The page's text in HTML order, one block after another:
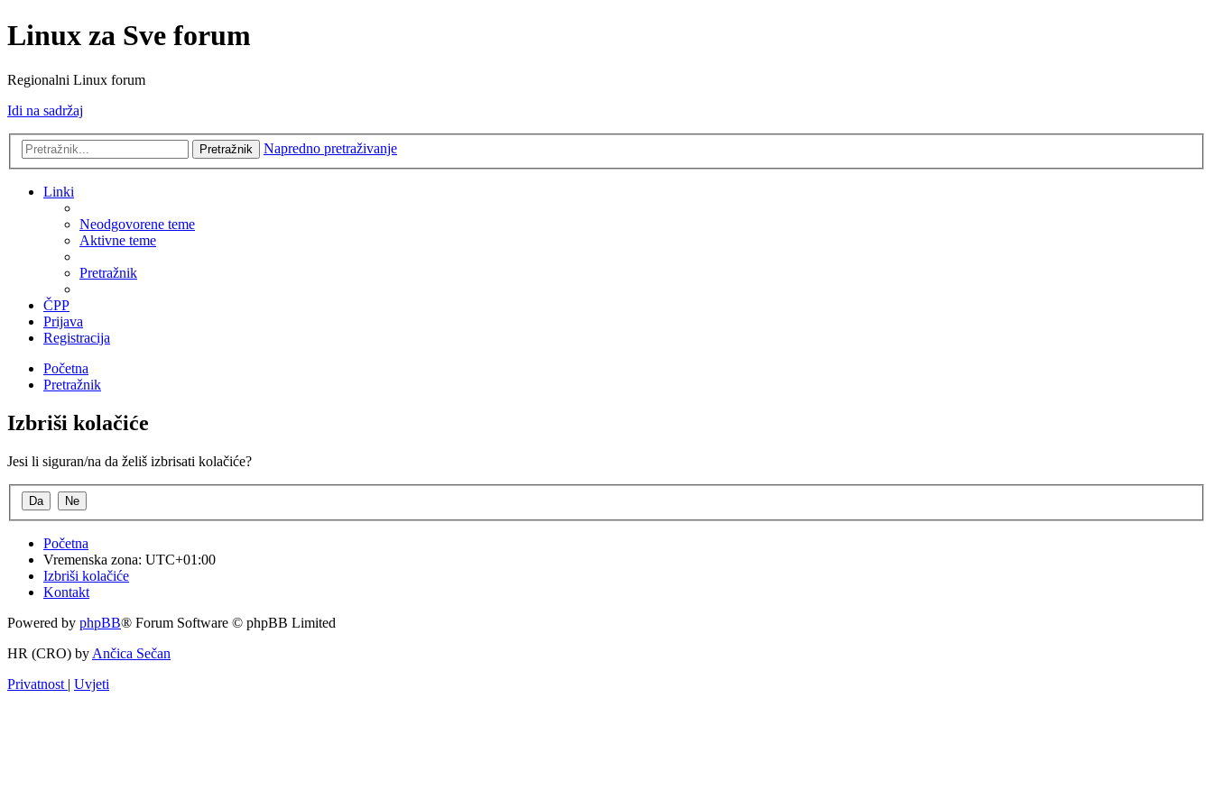
Linux za Sve forum
Regionalni Linux forum
Idi na sadržaj
Pretražnik Napredno pretraživanje
Linki
Neodgovorene teme
Aktivne teme
Pretražnik
ČPP
Prijava
Registracija
Početna
Pretražnik
Izbriši kolačiće
Jesi li siguran/na da želiš izbrisati kolačiće?
Početna
Vremenska zona: UTC+01:00
Izbriši kolačiće
Kontakt
Powered by phpBB® Forum Software © phpBB Limited
HR (CRO) by Ančica Sečan
Privatnost | Uvjeti